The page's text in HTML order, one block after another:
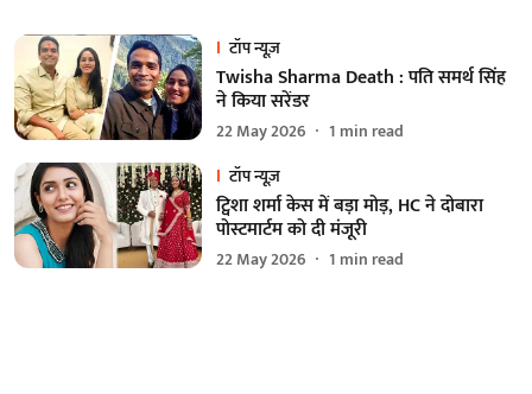
टॉप न्यूज़
Twisha Sharma Death : पति समर्थ सिंह
ने किया सरेंडर
22 May 2026 1 min read
टॉप न्यूज़
ट्विशा शर्मा केस में बड़ा मोड़, HC ने दोबारा
पोस्टमार्टम को दी मंजूरी
22 May 2026 1 min read